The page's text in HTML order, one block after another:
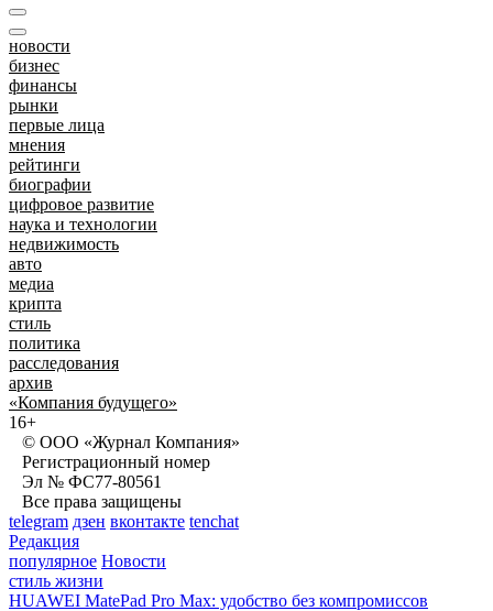
новости
бизнес
финансы
рынки
первые лица
мнения
рейтинги
биографии
цифровое развитие
наука и технологии
недвижимость
авто
медиа
крипта
стиль
политика
расследования
архив
«Компания будущего»
16+
© ООО «Журнал Компания»
Регистрационный номер
Эл № ФС77-80561
Все права защищены
telegram дзен вконтакте tenchat
Редакция
популярное Новости
стиль жизни
HUAWEI MatePad Pro Max: удобство без компромиссов